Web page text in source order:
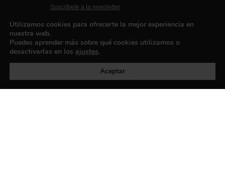
Suscríbete a la newsletter
Política de privacidad
Utilizamos cookies para ofrecerte la mejor experiencia en
nuestra web.
Puedes aprender más sobre qué cookies utilizamos o
desactivarlas en los ajustes.
Aceptar